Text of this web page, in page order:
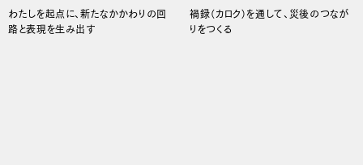
わたしを起点に、新たなかかわりの回
路と表現を生み出す
禍録（カロク）を通して、災後のつなが
りをつくる